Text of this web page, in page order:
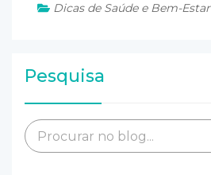
Dicas de Saúde e Bem-Estar
Pesquisa